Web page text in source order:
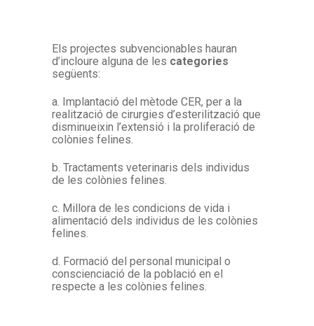
Els projectes subvencionables hauran
d’incloure alguna de les categories
següents:
a. Implantació del mètode CER, per a la
realització de cirurgies d’esterilització que
disminueixin l’extensió i la proliferació de
colònies felines.
b. Tractaments veterinaris dels individus
de les colònies felines.
c. Millora de les condicions de vida i
alimentació dels individus de les colònies
felines.
d. Formació del personal municipal o
conscienciació de la població en el
respecte a les colònies felines.